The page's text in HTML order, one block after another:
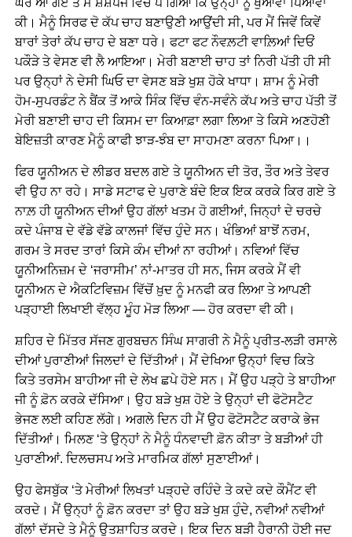
ਘਰੇ ਆ ਗਏ ਤੇ ਮੈਂ ਸ਼ਸ਼ੋਪੰਜ ਵਿੱਚ ਪੈ ਗਿਆ ਕਿ ਉਨ੍ਹਾਂ ਨੂੰ ਖੁਆਵਾਂ ਪਿਆਵਾਂ
ਕੀ। ਮੈਨੂੰ ਸਿਰਫ ਦੋ ਕੱਪ ਚਾਹ ਬਣਾਉਣੀ ਆਉਂਦੀ ਸੀ, ਪਰ ਮੈਂ ਜਿਵੇਂ ਕਿਵੇਂ
ਬਾਰਾਂ ਤੇਰਾਂ ਕੱਪ ਚਾਹ ਦੇ ਬਣਾ ਧਰੇ। ਫਟਾ ਫਟ ਨੌਵਲ਼ਟੀ ਵਾਲ਼ਿਆਂ ਦਿਓਂ
ਪਕੌੜੇ ਤੇ ਵੇਸਣ ਵੀ ਲੈ ਆਇਆ। ਮੇਰੀ ਬਣਾਈ ਚਾਹ ਤਾਂ ਨਿਰੀ ਪੱਤੀ ਹੀ ਸੀ
ਪਰ ਉਨ੍ਹਾਂ ਨੇ ਦੇਸੀ ਘਿਓ ਦਾ ਵੇਸਣ ਬੜੇ ਖੁਸ਼ ਹੋਕੇ ਖਾਧਾ। ਸ਼ਾਮ ਨੂੰ ਮੇਰੀ
ਹੋਮ-ਸੁਪਰਡੰਟ ਨੇ ਬੈਂਕ ਤੋਂ ਆਕੇ ਸਿੰਕ ਵਿੱਚ ਵੰਨ-ਸਵੰਨੇ ਕੱਪ ਅਤੇ ਚਾਹ ਪੱਤੀ ਤੋਂ
ਮੇਰੀ ਬਣਾਈ ਚਾਹ ਦੀ ਕਿਸਮ ਦਾ ਕਿਆਫ਼ਾ ਲਗਾ ਲਿਆ ਤੇ ਕਿਸੇ ਅਣਹੋਣੀ
ਬੇਇਜ਼ਤੀ ਕਾਰਣ ਮੈਨੂੰ ਕਾਫੀ ਝਾੜ-ਝੰਬ ਦਾ ਸਾਹਮਣਾ ਕਰਨਾ ਪਿਆ।।
ਫਿਰ ਯੂਨੀਅਨ ਦੇ ਲੀਡਰ ਬਦਲ ਗਏ ਤੇ ਯੂਨੀਅਨ ਦੀ ਤੋਰ, ਤੌਰ ਅਤੇ ਤੇਵਰ
ਵੀ ਉਹ ਨਾ ਰਹੇ। ਸਾਡੇ ਸਟਾਫ ਦੇ ਪੁਰਾਣੇ ਬੰਦੇ ਇਕ ਇਕ ਕਰਕੇ ਕਿਰ ਗਏ ਤੇ
ਨਾਲ਼ ਹੀ ਯੂਨੀਅਨ ਦੀਆਂ ਉਹ ਗੱਲਾਂ ਖਤਮ ਹੋ ਗਈਆਂ, ਜਿਨ੍ਹਾਂ ਦੇ ਚਰਚੇ
ਕਦੇ ਪੰਜਾਬ ਦੇ ਵੱਡੇ ਵੱਡੇ ਕਾਲਜਾਂ ਵਿੱਚ ਹੁੰਦੇ ਸਨ। ਖੰਭਿਆਂ ਬਾਝੋਂ ਨਰਮ,
ਗਰਮ ਤੇ ਸਰਦ ਤਾਰਾਂ ਕਿਸੇ ਕੰਮ ਦੀਆਂ ਨਾ ਰਹੀਆਂ। ਨਵਿਆਂ ਵਿੱਚ
ਯੂਨੀਅਨਿਜ਼ਮ ਦੇ ‘ਜਰਾਸੀਮ’ ਨਾਂ-ਮਾਤਰ ਹੀ ਸਨ, ਜਿਸ ਕਰਕੇ ਮੈਂ ਵੀ
ਯੂਨੀਅਨ ਦੇ ਐਕਟਿਵਿਜ਼ਮ ਵਿੱਚੋਂ ਖ਼ੁਦ ਨੂੰ ਮਨਫੀ ਕਰ ਲਿਆ ਤੇ ਆਪਣੀ
ਪੜ੍ਹਾਈ ਲਿਖਾਈ ਵੱਲ੍ਹ ਮੂੰਹ ਮੋੜ ਲਿਆ — ਹੋਰ ਕਰਦਾ ਵੀ ਕੀ।
ਸ਼ਹਿਰ ਦੇ ਮਿੱਤਰ ਸੱਜਣ ਗੁਰਬਚਨ ਸਿੰਘ ਸਾਗਰੀ ਨੇ ਮੈਨੂੰ ਪ੍ਰੀਤ-ਲੜੀ ਰਸਾਲੇ
ਦੀਆਂ ਪੁਰਾਣੀਆਂ ਜਿਲਦਾਂ ਦੇ ਦਿੱਤੀਆਂ। ਮੈਂ ਦੇਖਿਆ ਉਨ੍ਹਾਂ ਵਿਚ ਕਿਤੇ
ਕਿਤੇ ਤਰਸੇਮ ਬਾਹੀਆ ਜੀ ਦੇ ਲੇਖ ਛਪੇ ਹੋਏ ਸਨ। ਮੈਂ ਉਹ ਪੜ੍ਹੇ ਤੇ ਬਾਹੀਆ
ਜੀ ਨੂੰ ਫ਼ੋਨ ਕਰਕੇ ਦੱਸਿਆ। ਉਹ ਬੜੇ ਖੁਸ਼ ਹੋਏ ਤੇ ਉਨ੍ਹਾਂ ਦੀ ਫੋਟੋਸਟੈਟ
ਭੇਜਣ ਲਈ ਕਹਿਣ ਲੱਗੇ। ਅਗਲੇ ਦਿਨ ਹੀ ਮੈਂ ਉਹ ਫੋਟੋਸਟੈਟ ਕਰਾਕੇ ਭੇਜ
ਦਿੱਤੀਆਂ। ਮਿਲਣ ‘ਤੇ ਉਨ੍ਹਾਂ ਨੇ ਮੈਨੂੰ ਧੰਨਵਾਦੀ ਫ਼ੋਨ ਕੀਤਾ ਤੇ ਬੜੀਆਂ ਹੀ
ਪੁਰਾਣੀਆਂ. ਦਿਲਚਸਪ ਅਤੇ ਮਾਰਮਿਕ ਗੱਲਾਂ ਸੁਣਾਈਆਂ।
ਉਹ ਫੇਸਬੁੱਕ ‘ਤੇ ਮੇਰੀਆਂ ਲਿਖਤਾਂ ਪੜ੍ਹਦੇ ਰਹਿੰਦੇ ਤੇ ਕਦੇ ਕਦੇ ਕੌਮੈਂਟ ਵੀ
ਕਰਦੇ। ਮੈਂ ਉਨ੍ਹਾਂ ਨੂੰ ਫ਼ੋਨ ਕਰਦਾ ਤਾਂ ਉਹ ਬੜੇ ਖੁਸ਼ ਹੁੰਦੇ, ਨਵੀਆਂ ਨਵੀਆਂ
ਗੱਲਾਂ ਦੱਸਦੇ ਤੇ ਮੈਨੂੰ ਉਤਸ਼ਾਹਿਤ ਕਰਦੇ। ਇਕ ਦਿਨ ਬੜੀ ਹੈਰਾਨੀ ਹੋਈ ਜਦ